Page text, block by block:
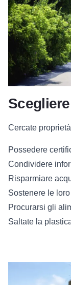
Cercate
Possedere
Condividere
Risparmiare
Sostenere le
Procurarsi gli
Saltate la